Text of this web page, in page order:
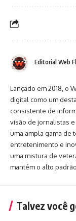
Editorial Web
Lançado em 2018, o
digital como um
consistente de
visão de jornalistas
uma ampla gama de
entretenimento e
uma mistura de
mantém o alto
Talvez você